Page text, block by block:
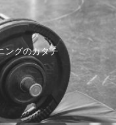
ングのカタチ